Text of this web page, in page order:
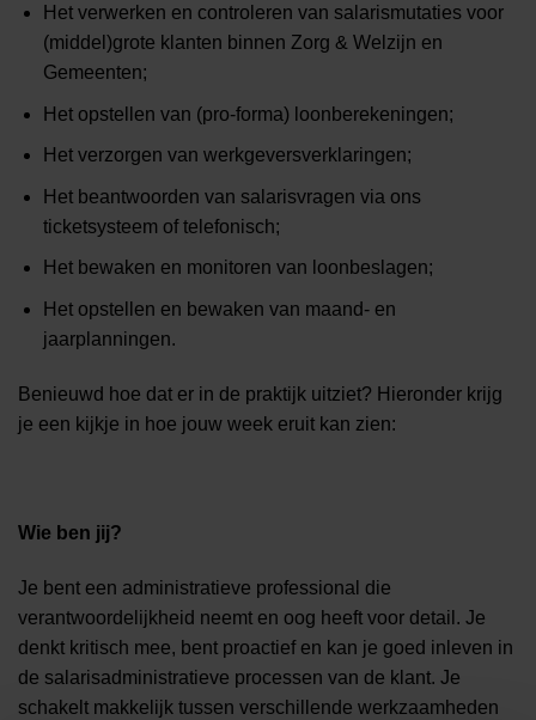
Het verwerken en controleren van salarismutaties voor
(middel)grote klanten binnen Zorg & Welzijn en
Gemeenten;
Het opstellen van (pro-forma) loonberekeningen;
Het verzorgen van werkgeversverklaringen;
Het beantwoorden van salarisvragen via ons
ticketsysteem of telefonisch;
Het bewaken en monitoren van loonbeslagen;
Het opstellen en bewaken van maand- en
jaarplanningen.
Benieuwd hoe dat er in de praktijk uitziet? Hieronder krijg
je een kijkje in hoe jouw week eruit kan zien:
Wie ben jij?
Je bent een administratieve professional die
verantwoordelijkheid neemt en oog heeft voor detail. Je
denkt kritisch mee, bent proactief en kan je goed inleven in
de salarisadministratieve processen van de klant. Je
schakelt makkelijk tussen verschillende werkzaamheden